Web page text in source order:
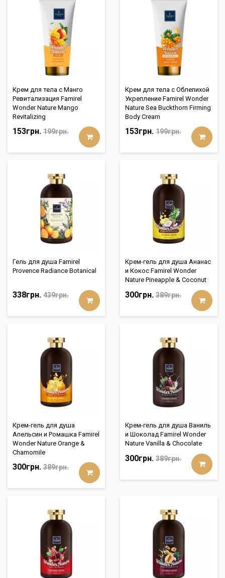
Крем для тела с Манго
Ревитализация Famirel
Wonder Nature Mango
Revitalizing
153грн. 199грн.
Крем для тела с Облепихой
Укрепление Famirel Wonder
Nature Sea Buckthorn Firming
Body Cream
153грн. 199грн.
Гель для душа Famirel
Provence Radiance Botanical
338грн. 439грн.
Крем-гель для душа Ананас
и Кокос Famirel Wonder
Nature Pineapple & Coconut
300грн. 389грн.
Крем-гель для душа
Апельсин и Ромашка Famirel
Wonder Nature Orange &
Chamomile
300грн. 389грн.
Крем-гель для душа Ваниль
и Шоколад Famirel Wonder
Nature Vanilla & Chocolate
300грн. 389грн.